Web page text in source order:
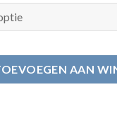
aantal AAN